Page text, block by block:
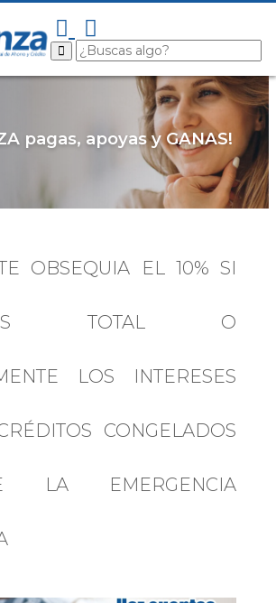
pagas, apoyas y GANAS!
OBSEQUIA EL 10% SI
TOTAL O
LOS INTERESES
CONGELADOS
LA EMERGENCIA